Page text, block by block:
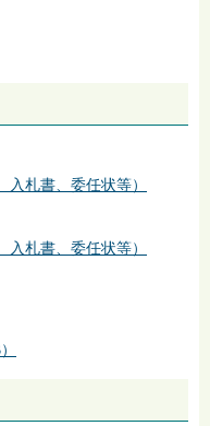
札書、委任状等）
札書、委任状等）